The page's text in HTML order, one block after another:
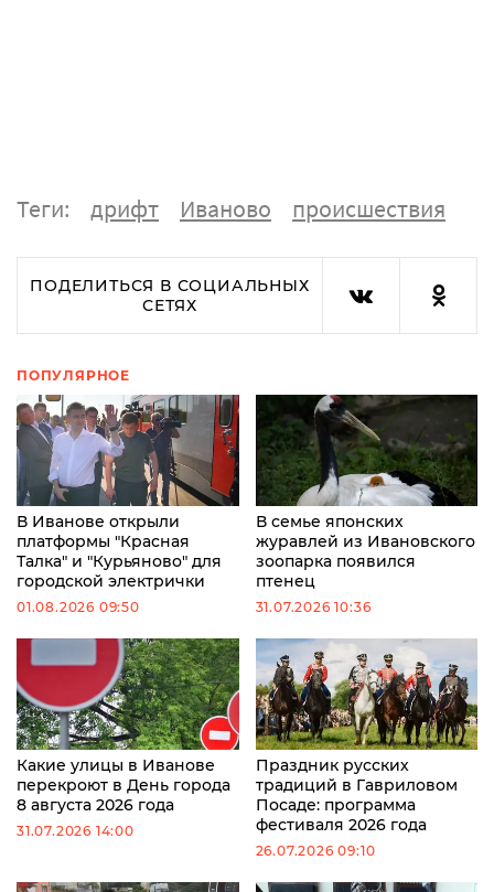
Теги: дрифт Иваново происшествия
ПОДЕЛИТЬСЯ В СОЦИАЛЬНЫХ
СЕТЯХ
ПОПУЛЯРНОЕ
В Иванове открыли
платформы "Красная
Талка" и "Курьяново" для
городской электрички
01.08.2026 09:50
В семье японских
журавлей из Ивановского
зоопарка появился
птенец
31.07.2026 10:36
Какие улицы в Иванове
перекроют в День города
8 августа 2026 года
31.07.2026 14:00
Праздник русских
традиций в Гавриловом
Посаде: программа
фестиваля 2026 года
26.07.2026 09:10